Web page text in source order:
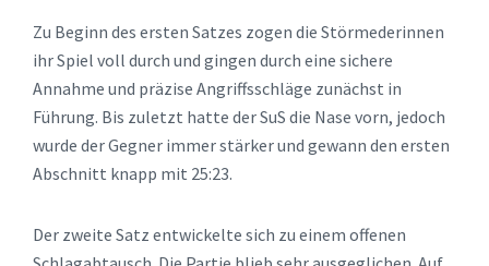
Zu Beginn des ersten Satzes zogen die Störmederinnen
ihr Spiel voll durch und gingen durch eine sichere
Annahme und präzise Angriffsschläge zunächst in
Führung. Bis zuletzt hatte der SuS die Nase vorn, jedoch
wurde der Gegner immer stärker und gewann den ersten
Abschnitt knapp mit 25:23.
Der zweite Satz entwickelte sich zu einem offenen